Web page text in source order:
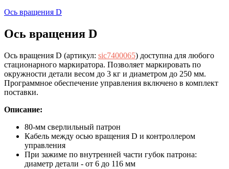
Ось вращения D
Ось вращения D
Ось вращения D (артикул: sic7400065) доступна для любого
стационарного маркиратора. Позволяет маркировать по
окружности детали весом до 3 кг и диаметром до 250 мм.
Программное обеспечение управления включено в комплект
поставки.
Описание:
80-мм сверлильный патрон
Кабель между осью вращения D и контроллером
управления
При зажиме по внутренней части губок патрона:
диаметр детали - от 6 до 116 мм